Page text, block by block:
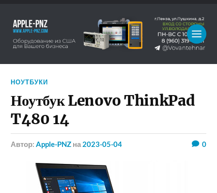
НОУТБУКИ
Ноутбук Lenovo ThinkPad
T480 14
Автор:Apple-PNZ на 2023-05-04 0